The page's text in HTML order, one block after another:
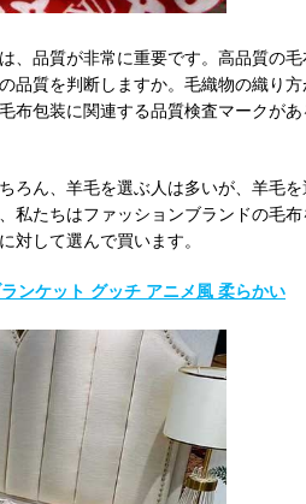
、品質が非常に重要です。高品質の
品質を判断しますか。毛織物の織り
布包装に関連する品質検査マークが
ん、羊毛を選ぶ人は多いが、羊毛を
たちはファッションブランドの毛
対して選んで買います。
ンケット グッチ アニメ風 柔らかい